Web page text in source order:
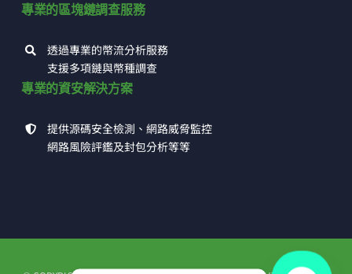
專業的區塊鏈調查服務
透過專業的幣流分析服務
支援多項鏈與幣種調查
專業的資安解決方案
提供源碼安全檢測、網路威脅監控
網路風險評鑑及封包分析等等